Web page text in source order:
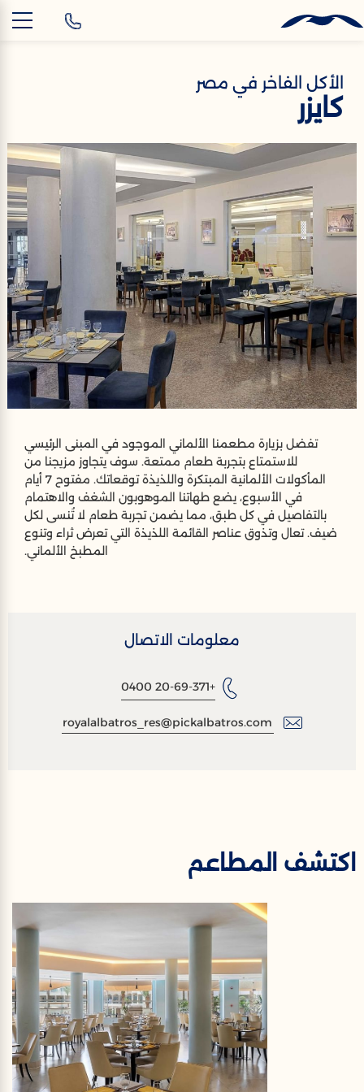
الأكل الفاخر في مصر
كايزر
تفضل بزيارة مطعمنا الألماني الموجود في المبنى الرئيسي
للاستمتاع بتجربة طعام ممتعة. سوف يتجاوز مزيجنا من
المأكولات الألمانية المبتكرة واللذيذة توقعاتك. مفتوح 7 أيام
في الأسبوع، يضع طهاتنا الموهوبون الشغف والاهتمام
بالتفاصيل في كل طبق، مما يضمن تجربة طعام لا تُنسى لكل
ضيف. تعال وتذوق عناصر القائمة اللذيذة التي تعرض ثراء وتنوع
المطبخ الألماني.
معلومات الاتصال
+20-69-371 0400
royalalbatros_res@pickalbatros.com
اكتشف المطاعم